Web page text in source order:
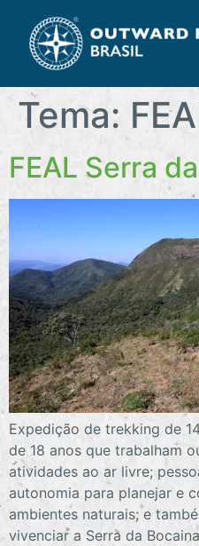
Tema:
FEAL Serra
Expedição de trekking de
de 18 anos que trabalham
atividades ao ar livre;
autonomia para planejar e
ambientes naturais; e
vivenciar a Serra da